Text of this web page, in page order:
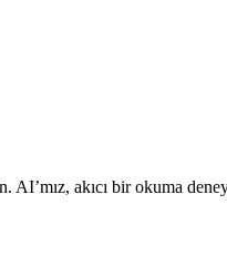
AI’mız, akıcı bir okuma